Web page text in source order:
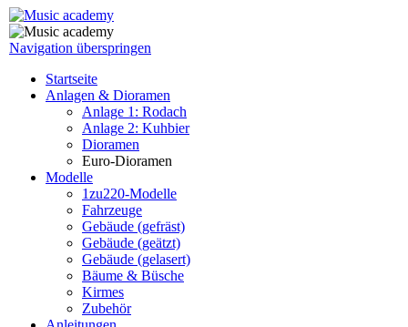
Navigation überspringen
Startseite
Anlagen & Dioramen
Anlage 1: Rodach
Anlage 2: Kuhbier
Dioramen
Euro-Dioramen
Modelle
1zu220-Modelle
Fahrzeuge
Gebäude (gefräst)
Gebäude (geätzt)
Gebäude (gelasert)
Bäume & Büsche
Kirmes
Zubehör